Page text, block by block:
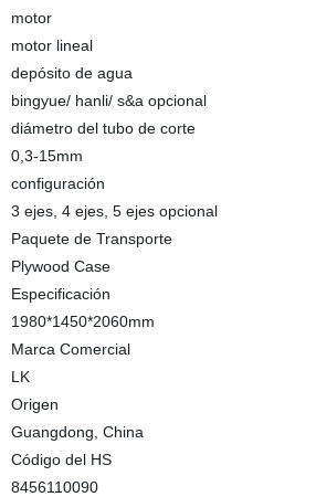
motor
motor lineal
depósito de agua
bingyue/ hanli/ s&a opcional
diámetro del tubo de corte
0,3-15mm
configuración
3 ejes, 4 ejes, 5 ejes opcional
Paquete de Transporte
Plywood Case
Especificación
1980*1450*2060mm
Marca Comercial
LK
Origen
Guangdong, China
Código del HS
8456110090